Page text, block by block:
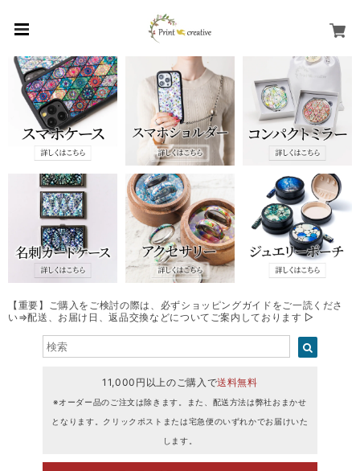
【重要】ご購入をご検討の際は、必ずショッピングガイドをご一読くださ
い⇒配送、お届け日、返品交換などについてご案内しております ▷
11,000円以上のご購入で送料無料
※オーダー品のご注文は除きます。また、配送方法は弊社おまかせ
となります。クリックポストまたは宅急便のいずれかでお届けいた
します。